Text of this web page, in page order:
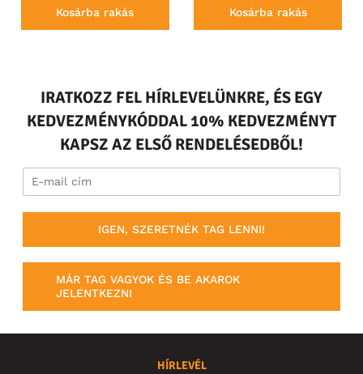
Kosárba rakás Kosárba rakás
IRATKOZZ FEL HÍRLEVELÜNKRE, ÉS EGY
KEDVEZMÉNYKÓDDAL 10% KEDVEZMÉNYT
KAPSZ AZ ELSŐ RENDELÉSEDBŐL!
IGEN, SZERETNÉK TAG LENNI!
MÁR TAG VAGYOK ÉS BE AKAROK
JELENTKEZNI
HÍRLEVÉL